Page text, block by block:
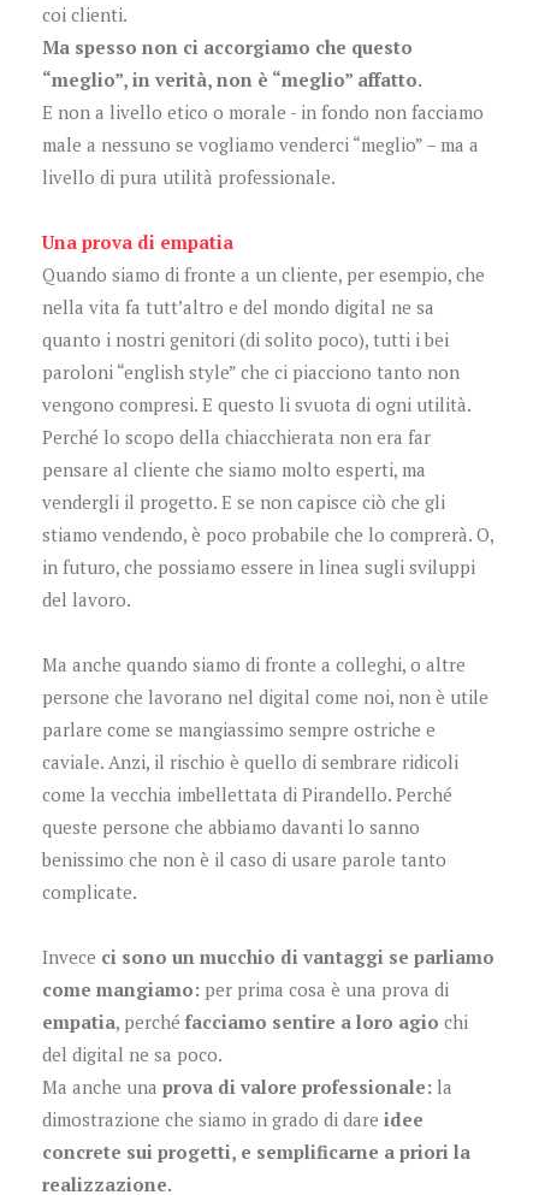
coi clienti.
Ma spesso non ci accorgiamo che questo
“meglio”, in verità, non è “meglio” affatto.
E non a livello etico o morale - in fondo non facciamo
male a nessuno se vogliamo venderci “meglio” – ma a
livello di pura utilità professionale.
Una prova di empatia
Quando siamo di fronte a un cliente, per esempio, che
nella vita fa tutt’altro e del mondo digital ne sa
quanto i nostri genitori (di solito poco), tutti i bei
paroloni “english style” che ci piacciono tanto non
vengono compresi. E questo li svuota di ogni utilità.
Perché lo scopo della chiacchierata non era far
pensare al cliente che siamo molto esperti, ma
vendergli il progetto. E se non capisce ciò che gli
stiamo vendendo, è poco probabile che lo comprerà. O,
in futuro, che possiamo essere in linea sugli sviluppi
del lavoro.
Ma anche quando siamo di fronte a colleghi, o altre
persone che lavorano nel digital come noi, non è utile
parlare come se mangiassimo sempre ostriche e
caviale. Anzi, il rischio è quello di sembrare ridicoli
come la vecchia imbellettata di Pirandello. Perché
queste persone che abbiamo davanti lo sanno
benissimo che non è il caso di usare parole tanto
complicate.
Invece ci sono un mucchio di vantaggi se parliamo
come mangiamo: per prima cosa è una prova di
empatia, perché facciamo sentire a loro agio chi
del digital ne sa poco.
Ma anche una prova di valore professionale: la
dimostrazione che siamo in grado di dare idee
concrete sui progetti, e semplificarne a priori la
realizzazione.